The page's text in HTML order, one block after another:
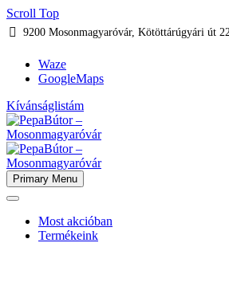
Scroll Top
9200 Mosonmagyaróvár, Kötöttárúgyári út
Waze
GoogleMaps
Kívánságlistám
Primary Menu
Most akcióban
Termékeink